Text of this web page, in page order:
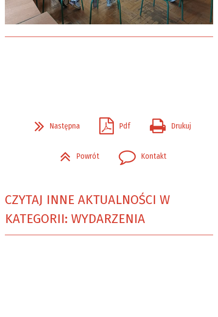
Następna Pdf Drukuj
Powrót Kontakt
CZYTAJ INNE AKTUALNOŚCI W
KATEGORII: WYDARZENIA